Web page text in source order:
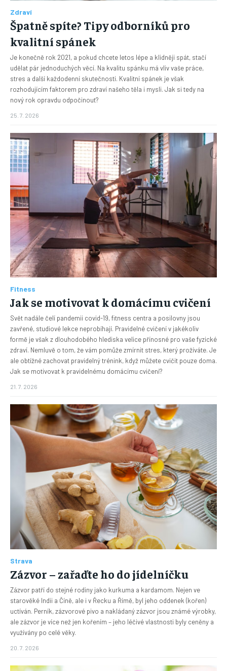
Zdraví
Špatně spíte? Tipy odborníků pro
kvalitní spánek
Je konečně rok 2021, a pokud chcete letos lépe a klidněji spát, stačí
udělat pár jednoduchých věcí. Na kvalitu spánku má vliv vaše práce,
stres a další každodenní skutečnosti. Kvalitní spánek je však
rozhodujícím faktorem pro zdraví našeho těla i mysli. Jak si tedy na
nový rok opravdu odpočinout?
25. 7. 2026
Fitness
Jak se motivovat k domácímu cvičení
Svět nadále čelí pandemii covid-19, fitness centra a posilovny jsou
zavřené, studiové lekce neprobíhají. Pravidelné cvičení v jakékoliv
formě je však z dlouhodobého hlediska velice přínosné pro vaše fyzické
zdraví. Nemluvě o tom, že vám pomůže zmírnit stres, který prožíváte. Je
ale obtížné zachovat pravidelný trénink, když můžete cvičit pouze doma.
Jak se motivovat k pravidelnému domácímu cvičení?
21. 7. 2026
Strava
Zázvor – zařaďte ho do jídelníčku
Zázvor patří do stejné rodiny jako kurkuma a kardamom. Nejen ve
starověké Indii a Číně, ale i v Řecku a Římě, byl jeho oddenek (kořen)
uctíván. Perník, zázvorové pivo a nakládaný zázvor jsou známé výrobky,
ale zázvor je více než jen kořením – jeho léčivé vlastnosti byly ceněny a
využívány po celé věky.
20. 7. 2026